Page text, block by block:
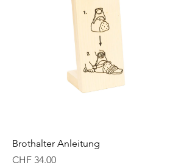
Brothalter Anleitung
Preis
CHF 34.00